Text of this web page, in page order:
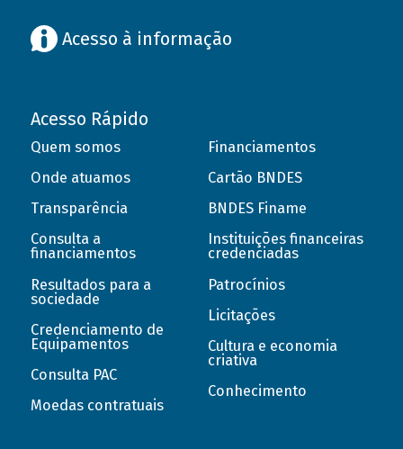
Acesso à informação
Acesso Rápido
Quem somos
Onde atuamos
Transparência
Consulta a
financiamentos
Resultados para a
sociedade
Credenciamento de
Equipamentos
Consulta PAC
Moedas contratuais
Financiamentos
Cartão BNDES
BNDES Finame
Instituições financeiras
credenciadas
Patrocínios
Licitações
Cultura e economia
criativa
Conhecimento